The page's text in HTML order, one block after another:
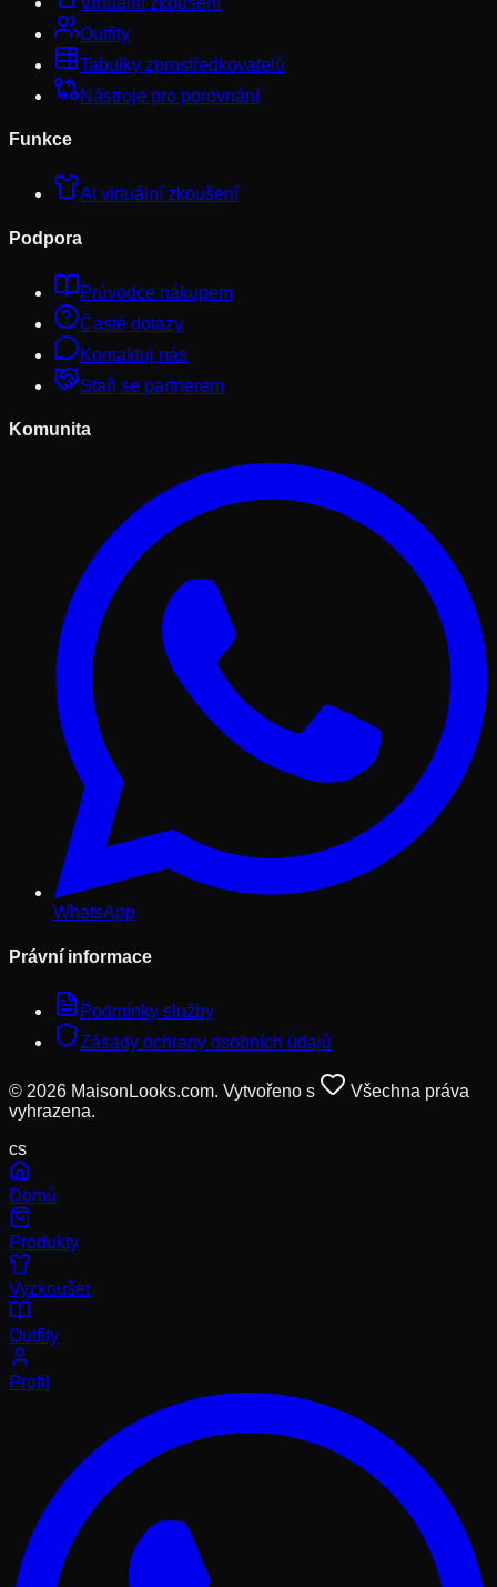
Outfity
Tabulky zprostředkovatelů
Nástroje pro porovnání
Funkce
AI virtuální zkoušení
Podpora
Průvodce nákupem
Časté dotazy
Kontaktuj nás
Staň se partnerem
Komunita
WhatsApp
Právní informace
Podmínky služby
Zásady ochrany osobních údajů
© 2026 MaisonLooks.com. Vytvořeno s
Všechna práva
vyhrazena.
cs
Domů
Produkty
Vyzkoušet
Outfity
Profil